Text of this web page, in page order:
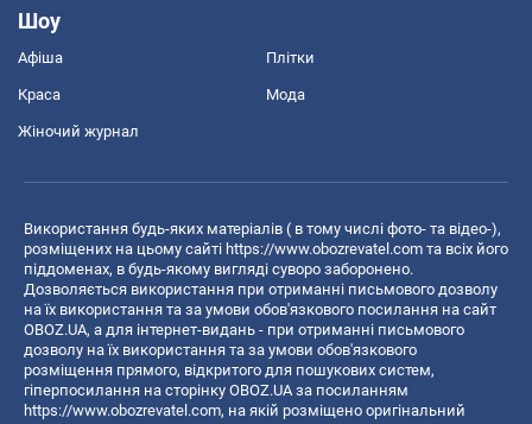
Шоу
Афіша Плітки
Краса Мода
Жіночий журнал
Використання будь-яких матеріалів ( в тому числі фото- та відео-),
розміщених на цьому сайті https://www.obozrevatel.com та всіх його
піддоменах, в будь-якому вигляді суворо заборонено.
Дозволяється використання при отриманні письмового дозволу
на їх використання та за умови обов'язкового посилання на сайт
OBOZ.UA, а для інтернет-видань - при отриманні письмового
дозволу на їх використання та за умови обов'язкового
розміщення прямого, відкритого для пошукових систем,
гіперпосилання на сторінку OBOZ.UA за посиланням
https://www.obozrevatel.com, на якій розміщено оригінальний